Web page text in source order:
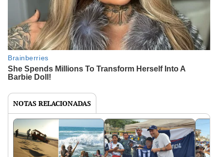
NOTAS RELACIONADAS